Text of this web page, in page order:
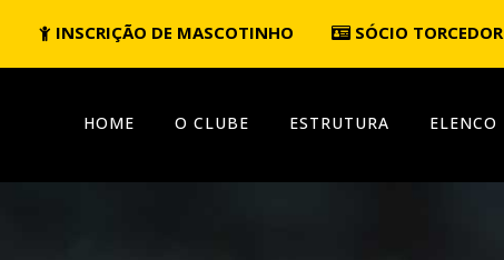
INSCRIÇÃO DE MASCOTINHO SÓCIO TORCEDOR
HOME O CLUBE ESTRUTURA ELENCO